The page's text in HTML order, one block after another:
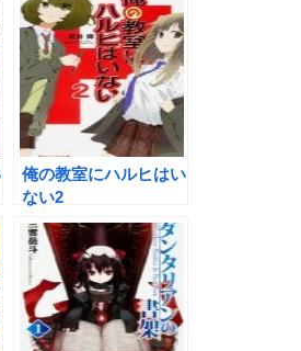
俺の教室にハルヒはい
ない2